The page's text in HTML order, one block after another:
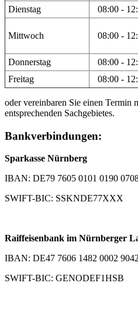
Dienstag
08:00 -
Mittwoch 08:00 -
Donnerstag 08:00 -
Freitag
08:00 -
oder vereinbaren Sie einen Termin
entsprechenden Sachgebietes.
Bankverbindungen:
Sparkasse Nürnberg
IBAN: DE79 7605 0101 0190
SWIFT-BIC: SSKNDE77XXX
Raiffeisenbank im Nürnberger
IBAN: DE47 7606 1482 0002
SWIFT-BIC: GENODEF1HSB